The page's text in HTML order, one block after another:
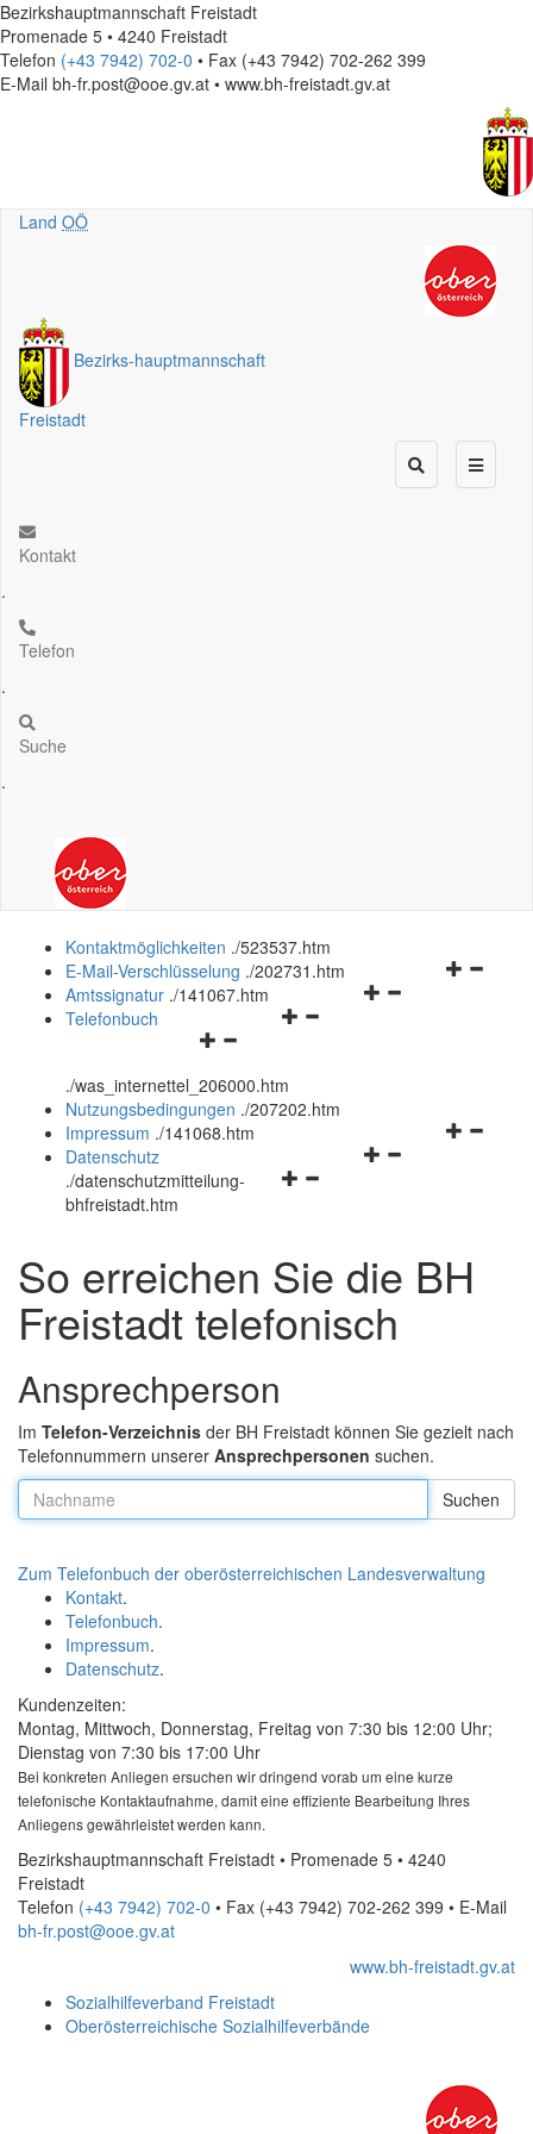
Bezirkshauptmannschaft Freistadt
Promenade 5 • 4240 Freistadt
Telefon (+43 7942) 702-0 • Fax (+43 7942) 702-262 399
E-Mail bh-fr.post@ooe.gv.at • www.bh-freistadt.gv.at
Land OÖ
Bezirks-hauptmannschaft
Freistadt
Kontakt
.
Telefon
.
Suche
.
Kontaktmöglichkeiten ./523537.htm
Navigationsmenü
E-Mail-Verschlüsselung ./202731.htm
Navigationsmenü
schließen
Amtssignatur ./141067.htm
Navigationsmenü
und
schließen
Telefonbuch
./was_internettel_206000.htm
Nutzungsbedingungen ./207202.htm
Navigationsmenü
Impressum ./141068.htm
Navigationsmenü
Datenschutz
./datenschutzmitteilung-
bhfreistadt.htm
So erreichen Sie die BH
Freistadt telefonisch
Ansprechperson
Im Telefon-Verzeichnis der BH Freistadt können Sie gezielt nach
Telefonnummern unserer Ansprechpersonen suchen.
Nachname:
Zum Telefonbuch der oberösterreichischen Landesverwaltung
Kontakt.
Telefonbuch.
Impressum.
Datenschutz.
Kundenzeiten:
Montag, Mittwoch, Donnerstag, Freitag von 7:30 bis 12:00 Uhr;
Dienstag von 7:30 bis 17:00 Uhr
Bei konkreten Anliegen ersuchen wir dringend vorab um eine kurze
telefonische Kontaktaufnahme, damit eine effiziente Bearbeitung Ihres
Anliegens gewährleistet werden kann.
Bezirkshauptmannschaft Freistadt • Promenade 5 • 4240
Freistadt
Telefon (+43 7942) 702-0 • Fax (+43 7942) 702-262 399 • E-Mail
bh-fr.post@ooe.gv.at
www.bh-freistadt.gv.at
Sozialhilfeverband Freistadt
Oberösterreichische Sozialhilfeverbände